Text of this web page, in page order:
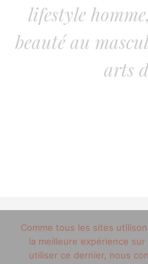
lifestyle
beauté au
arts
© 2012-2020 copyright
masculin/
Comme tous les sites
la meilleure expérience
utiliser ce dernier, nous